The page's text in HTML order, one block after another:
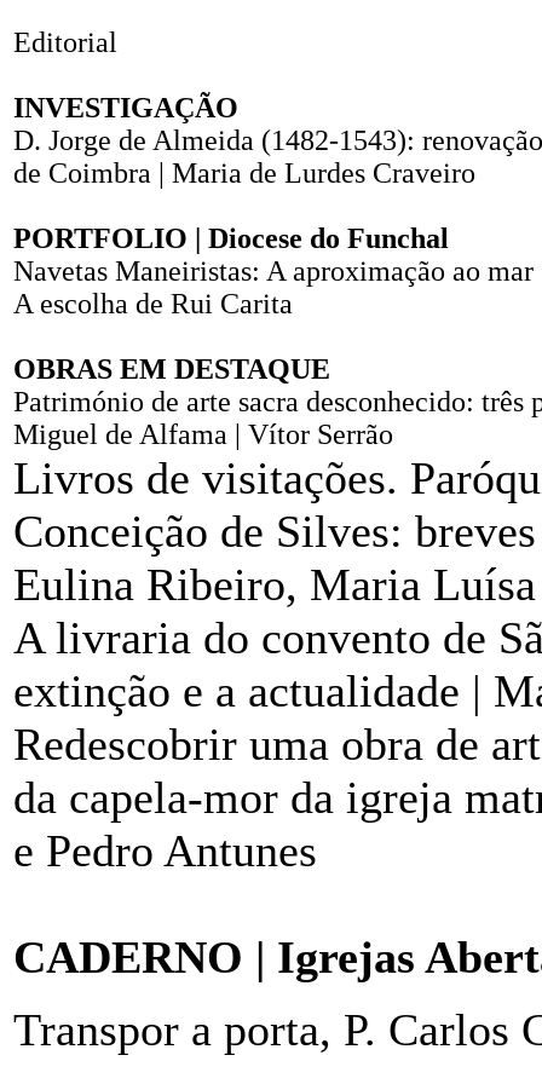
Editorial
INVESTIGAÇÃO
D. Jorge de Almeida (1482-1543):
de Coimbra | Maria de Lurdes Craveiro
PORTFOLIO | Diocese do Funchal
Navetas Maneiristas: A aproximação ao mar
A escolha de Rui Carita
OBRAS EM DESTAQUE
Património de arte sacra desconhecido:
Miguel de Alfama | Vítor Serrão
Livros de visitações.
Conceição de Silves:
Eulina Ribeiro, Maria Luísa
A livraria do convento de
extinção e a actualidade |
Redescobrir uma obra de
da capela-mor da igreja
e Pedro Antunes
CADERNO | Igrejas
Transpor a porta, P. Carlos